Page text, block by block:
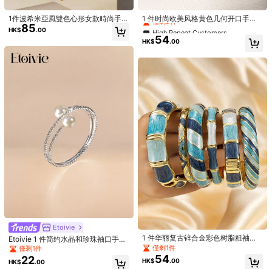
看更多
4.94
4.94 215 追蹤者
4.94 215 追蹤者
215 追蹤者
關注
與圖片相符 (400+) 好可愛 (300+)
您可能還喜歡
家居&生活 箱包 女士服裝 服飾裝飾品 美容&健康 運
1件波希米亞風雙色心形女款時尚手
鍊，優雅設計，銅底，適合日常配戴
與婚禮珠寶，季節性配件
HK$85.00
Etoivie
Etoivie 1 件简约水晶和珍珠袖口手
镯、派对礼服配饰
僅剩1件
HK$22.00
1 件时尚欧美风格黄色几何开口手
镯，适合日常佩戴、聚会和礼物
僅剩2件
High Repeat Customers
僅剩2件
High Repeat Customers
僅剩2件
僅剩2件
HK$54.00
1 件华丽复古锌合金彩色树脂粗袖口
手链，适合女士、夜总会办公室日常
和街头风格音乐狂欢节个性女士佩戴
珠宝，适合婚礼情人节母亲节生日的
僅剩1件
HK$54.00